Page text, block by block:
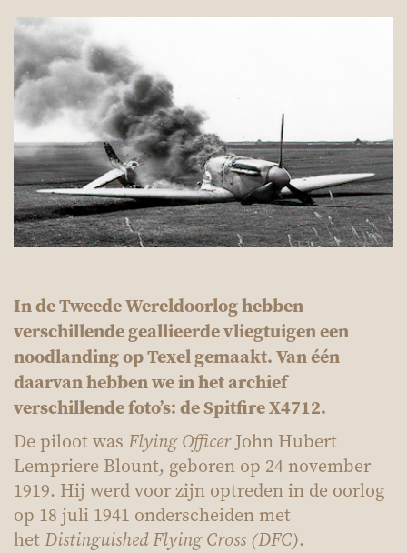
In de Tweede Wereldoorlog hebben
verschillende geallieerde vliegtuigen een
noodlanding op Texel gemaakt. Van één
daarvan hebben we in het archief
verschillende foto’s: de Spitfire X4712.
De piloot was Flying OfficerJohn Hubert
Lempriere Blount, geboren op 24 november
1919. Hij werd voor zijn optreden in de oorlog
op 18 juli 1941 onderscheiden met
hetDistinguished Flying Cross (DFC).